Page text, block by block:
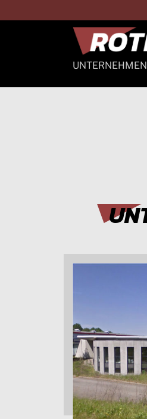
to
UNTERNEHMEN
Präsentation